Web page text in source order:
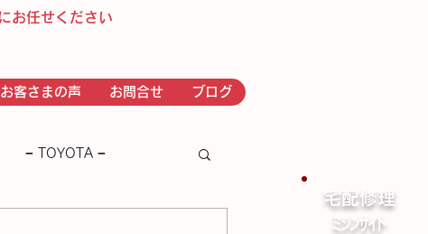
宅配修理
​ﾐｼﾝｻｲﾄ
お任せください
お客さまの声 お問合せ ブログ
− TOYOTA −